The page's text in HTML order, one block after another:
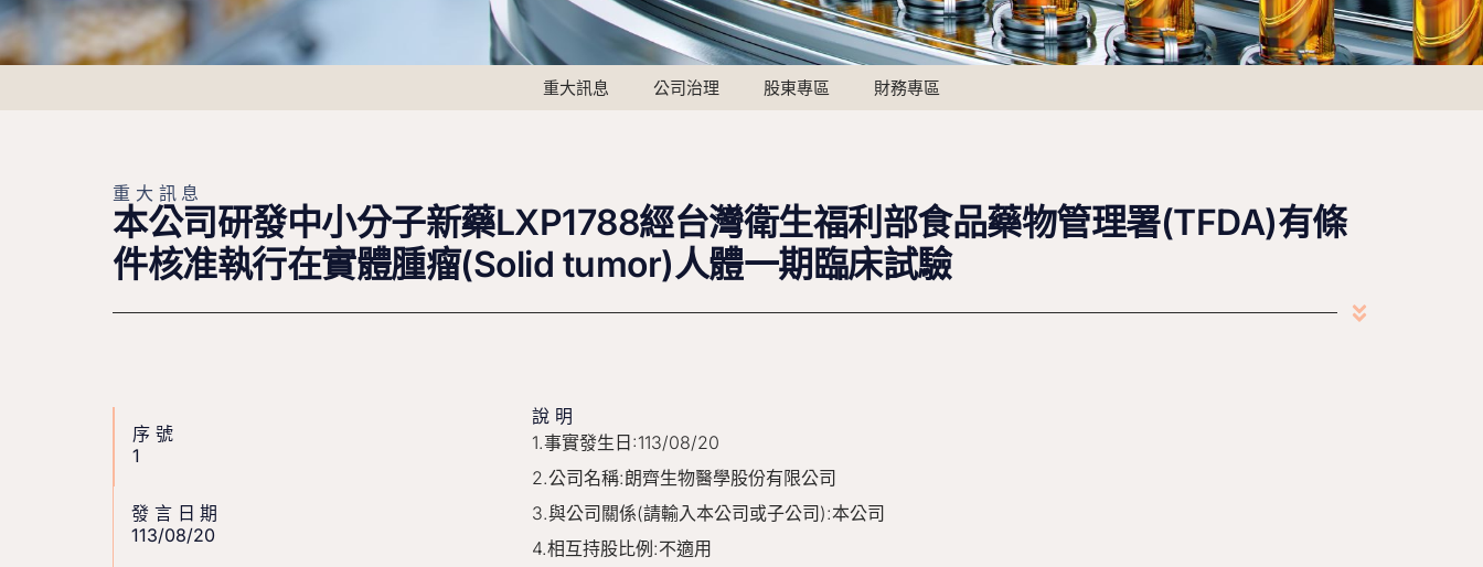
重大訊息 公司治理 股東專區 財務專區
重大訊息
本公司研發中小分子新藥LXP1788經台灣衛生福利部食品藥物管理署(TFDA)有條
件核准執行在實體腫瘤(Solid tumor)人體一期臨床試驗
序號
1
發言日期
113/08/20
說明
1.事實發生日:113/08/20
2.公司名稱:朗齊生物醫學股份有限公司
3.與公司關係(請輸入本公司或子公司):本公司
4.相互持股比例:不適用